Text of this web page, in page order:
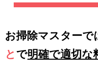
お掃除マスターで
と で明確で適切な